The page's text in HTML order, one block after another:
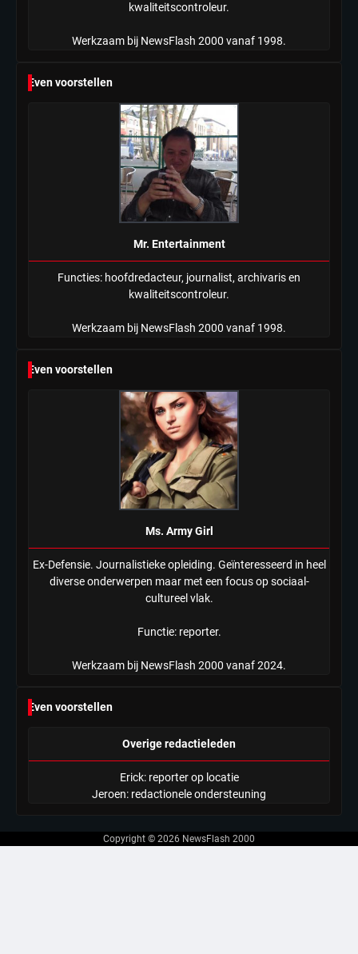
kwaliteitscontroleur.
Werkzaam bij NewsFlash 2000 vanaf 1998.
Even voorstellen
Mr. Entertainment
Functies: hoofdredacteur, journalist, archivaris en
kwaliteitscontroleur.
Werkzaam bij NewsFlash 2000 vanaf 1998.
Even voorstellen
Ms. Army Girl
Ex-Defensie. Journalistieke opleiding. Geïnteresseerd in heel
diverse onderwerpen maar met een focus op sociaal-
cultureel vlak.
Functie: reporter.
Werkzaam bij NewsFlash 2000 vanaf 2024.
Even voorstellen
Overige redactieleden
Erick: reporter op locatie
Jeroen: redactionele ondersteuning
Copyright © 2026 NewsFlash 2000